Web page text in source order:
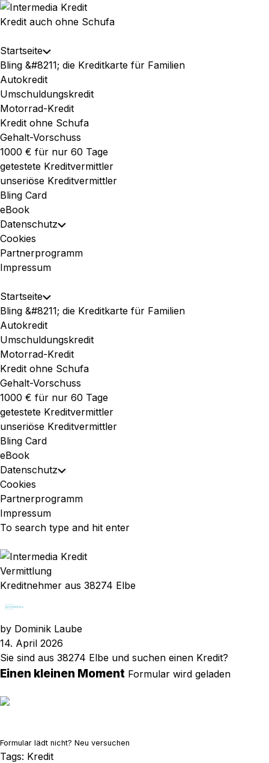
Skip
to
Kredit auch ohne Schufa
Expand
Menu
Startseite Toggle
Child
Menu
Bling &#8211; die Kreditkarte für Familien
Autokredit
Umschuldungskredit
Motorrad-Kredit
Kredit ohne Schufa
Gehalt-Vorschuss
1000 € für nur 60 Tage
getestete Kreditvermittler
unseriöse Kreditvermittler
Bling Card
eBook
Datenschutz Toggle
Menu
Cookies
Partnerprogramm
Impressum
Expand
Menu
Startseite Toggle
Child
Menu
Bling &#8211; die Kreditkarte für Familien
Autokredit
Umschuldungskredit
Motorrad-Kredit
Kredit ohne Schufa
Gehalt-Vorschuss
1000 € für nur 60 Tage
getestete Kreditvermittler
unseriöse Kreditvermittler
Bling Card
eBook
Datenschutz Toggle
Menu
Cookies
Partnerprogramm
Impressum
Vermittlung
Kreditnehmer aus 38274 Elbe
by Dominik Laube
14. April 2026
Sie sind aus 38274 Elbe und suchen einen Kredit?
Einen kleinen Moment Formular wird geladen
Formular lädt nicht? Neu versuchen
Tags: Kredit